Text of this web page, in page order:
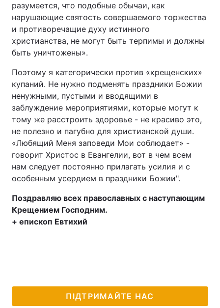
разумеется, что подобные обычаи, как
нарушающие святость совершаемого торжества
и противоречащие духу истинного
христианства, не могут быть терпимы и должны
быть уничтожены».
Поэтому я категорически против «крещенских»
купаний. Не нужно подменять праздники Божии
ненужными, пустыми и вводящими в
заблуждение мероприятиями, которые могут к
тому же расстроить здоровье - не красиво это,
не полезно и пагубно для христианской души.
«Любящий Меня заповеди Мои соблюдает» -
говорит Христос в Евангелии, вот в чем всем
нам следует постоянно прилагать усилия и с
особенным усердием в праздники Божии".
Поздравляю всех православных с наступающим
Крещением Господним.
+ епископ Евтихий
ПІДТРИМАЙТЕ НАС